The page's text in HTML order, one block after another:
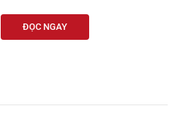
ĐỌC NGAY